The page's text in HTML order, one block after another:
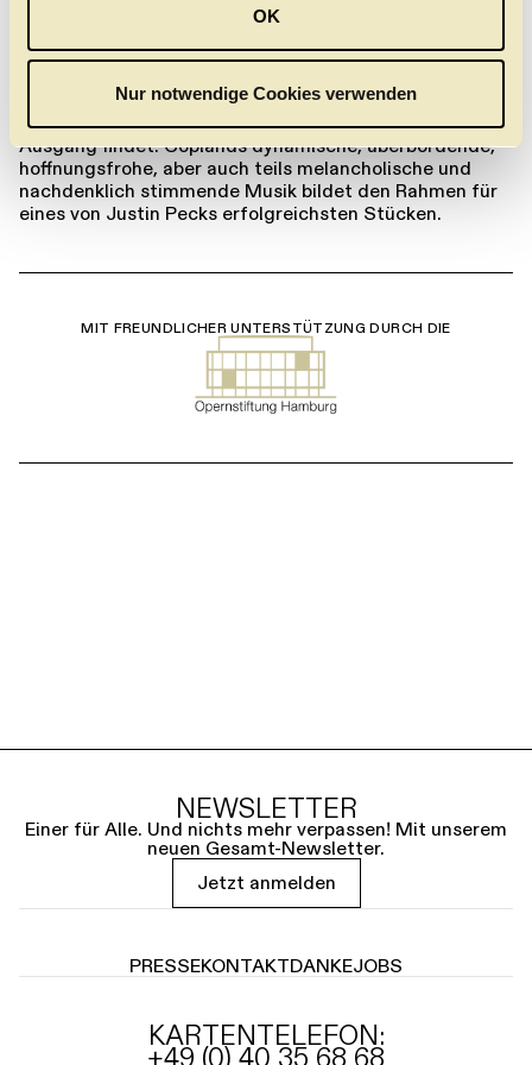
l
OK
Nur notwendige Cookies verwenden
Tanz um. Dabei bleibt sein Stück komplett ohne
Assoziationen, die ihn seit jeher als Künstler
jede:r zur Geltung kommt und die auch in Momenten
der Unsicherheit oder des Konflikts einen harmonischen
Ausgang findet. Coplands dynamische, überbordende,
hoffnungsfrohe, aber auch teils melancholische und
nachdenklich stimmende Musik bildet den Rahmen für
eines von Justin Pecks erfolgreichsten Stücken.
MIT FREUNDLICHER UNTERSTÜTZUNG DURCH DIE
NEWSLETTER
Einer für Alle. Und nichts mehr verpassen! Mit unserem
neuen Gesamt-Newsletter.
Jetzt anmelden
PRESSEKONTAKTDANKEJOBS
KARTENTELEFON:
+49 (0) 40 35 68 68